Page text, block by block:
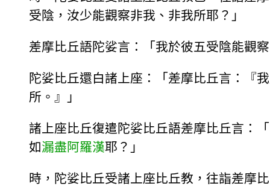
受陰，汝少能觀察非我、非我所耶？」
差摩比丘語陀娑言：「我於彼五受陰能觀
陀娑比丘還白諸上座：「差摩比丘言：『
所。』」
諸上座比丘復遣陀娑比丘語差摩比丘言：
如漏盡阿羅漢耶？」
時，陀娑比丘受諸上座比丘教，往詣差摩